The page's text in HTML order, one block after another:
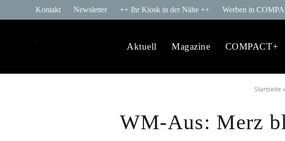
Kontakt Newsletter ++ Ihr Kiosk in der Nähe ++ Werben in
Aktuell Magazine COMPACT+
Startseite »
WM-Aus: Merz